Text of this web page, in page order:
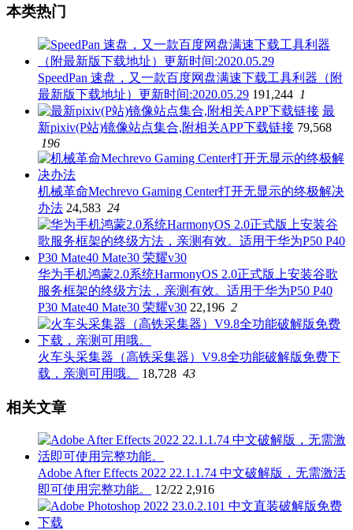
本类热门
SpeedPan 速盘，又一款百度网盘满速下载工具利器（附
最新版下载地址）更新时间:2020.05.29 191,244 1
最
新pixiv(P站)镜像站点集合,附相关APP下载链接 79,568
196
机械革命Mechrevo Gaming Center打开无显示的终极解决
办法 24,583 24
华为手机鸿蒙2.0系统HarmonyOS 2.0正式版上安装谷歌
服务框架的终级方法，亲测有效。适用于华为P50 P40
P30 Mate40 Mate30 荣耀v30 22,196 2
火车头采集器（高铁采集器）V9.8全功能破解版免费下
载，亲测可用哦。
18,728 43
相关文章
Adobe After Effects 2022 22.1.1.74 中文破解版，无需激活
即可使用完整功能。
12/22 2,916